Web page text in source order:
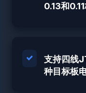
0.13和
支持四线
种目标板